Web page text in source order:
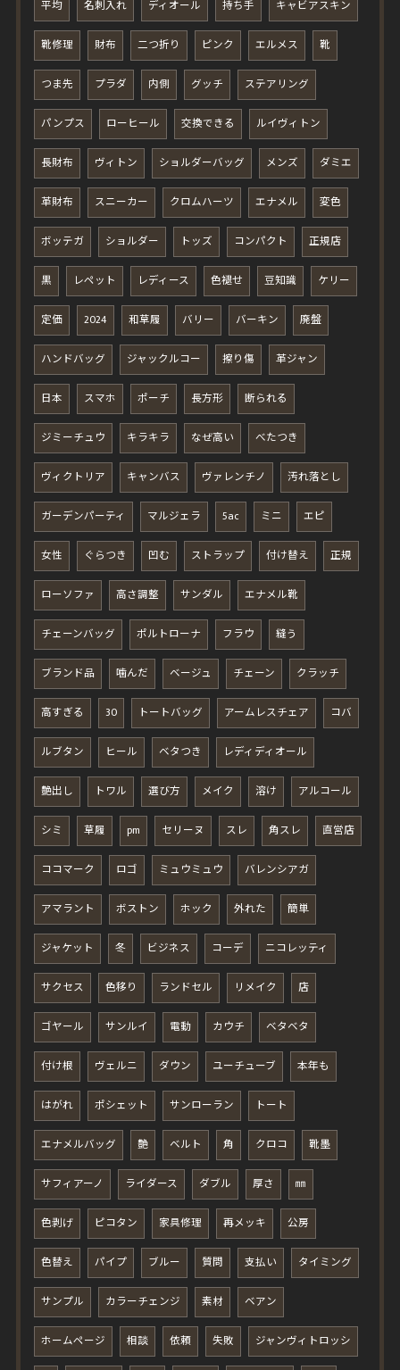
平均 名刺入れ ディオール 持ち手 キャビアスキン
靴修理 財布 二つ折り ピンク エルメス 靴
つま先 プラダ 内側 グッチ ステアリング
パンプス ローヒール 交換できる ルイヴィトン
長財布 ヴィトン ショルダーバッグ メンズ ダミエ
革財布 スニーカー クロムハーツ エナメル 変色
ボッテガ ショルダー トッズ コンパクト 正規店
黒 レペット レディース 色褪せ 豆知識 ケリー
定価 2024 和草履 バリー バーキン 廃盤
ハンドバッグ ジャックルコー 擦り傷 革ジャン
日本 スマホ ポーチ 長方形 断られる
ジミーチュウ キラキラ なぜ高い べたつき
ヴィクトリア キャンバス ヴァレンチノ 汚れ落とし
ガーデンパーティ マルジェラ 5ac ミニ エピ
女性 ぐらつき 凹む ストラップ 付け替え 正規
ローソファ 高さ調整 サンダル エナメル靴
チェーンバッグ ポルトローナ フラウ 縫う
ブランド品 噛んだ ベージュ チェーン クラッチ
高すぎる 30 トートバッグ アームレスチェア コバ
ルブタン ヒール ベタつき レディディオール
艶出し トワル 選び方 メイク 溶け アルコール
シミ 草履 pm セリーヌ スレ 角スレ 直営店
ココマーク ロゴ ミュウミュウ バレンシアガ
アマラント ボストン ホック 外れた 簡単
ジャケット 冬 ビジネス コーデ ニコレッティ
サクセス 色移り ランドセル リメイク 店
ゴヤール サンルイ 電動 カウチ ベタベタ
付け根 ヴェルニ ダウン ユーチューブ 本年も
はがれ ポシェット サンローラン トート
エナメルバッグ 艶 ベルト 角 クロコ 靴墨
サフィアーノ ライダース ダブル 厚さ ㎜
色剥げ ピコタン 家具修理 再メッキ 公房
色替え パイプ ブルー 質問 支払い タイミング
サンプル カラーチェンジ 素材 ベアン
ホームページ 相談 依頼 失敗 ジャンヴィトロッシ